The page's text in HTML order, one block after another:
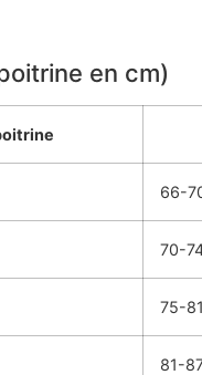
en cm)
66-
70-
75-
81-